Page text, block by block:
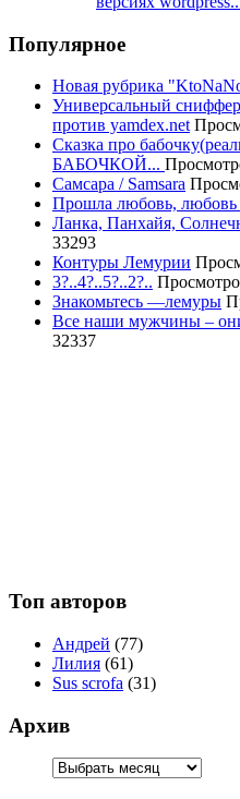
Популярное
Новая рубрика
Универсальный
против yamdex.net
Сказка про
БАБОЧКОЙ...
Самсара / Samsara
Прошла любовь, любовь
Ланка, Панхайя,
33293
Контуры Лемурии
3?..4?..5?..2?..
Знакомьтесь —лемуры
Все наши мужчины –
32337
Топ авторов
Андрей (77)
Лилия (61)
Sus scrofa (31)
Архив